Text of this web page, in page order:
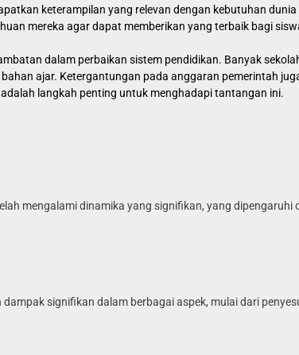
keterampilan yang relevan dengan kebutuhan
mereka agar dapat memberikan yang terbaik bagi
dalam perbaikan sistem pendidikan. Banyak
ajar. Ketergantungan pada anggaran pemerintah
langkah penting untuk menghadapi tantangan ini.
mengalami dinamika yang signifikan, yang dipengaruhi
signifikan dalam berbagai aspek, mulai dari